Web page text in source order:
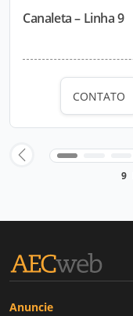
Canaleta – Linha 9
CONTATO
9
Anuncie